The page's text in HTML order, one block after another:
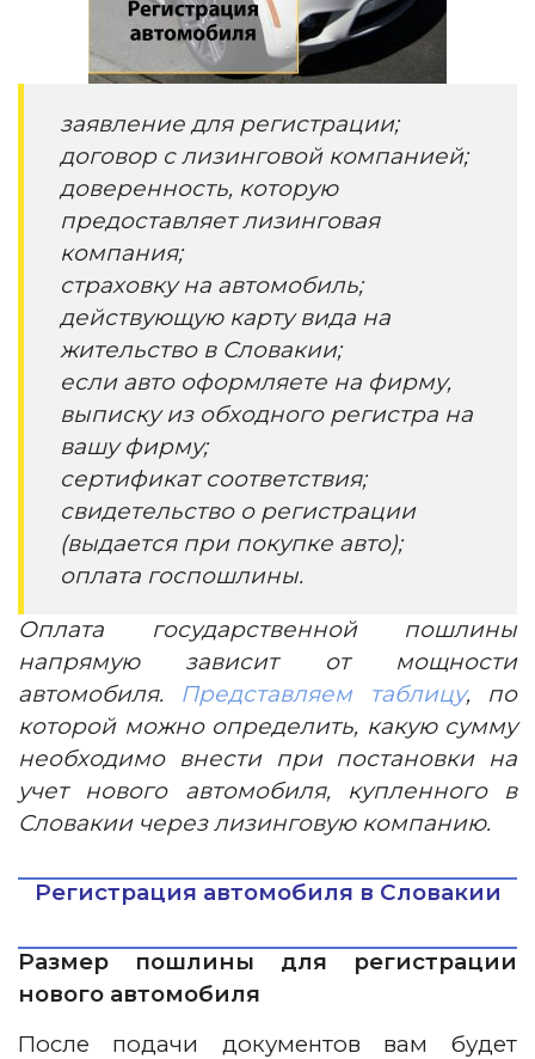
заявление для регистрации;
договор с лизинговой компанией;
доверенность, которую
предоставляет лизинговая
компания;
страховку на автомобиль;
действующую карту вида на
жительство в Словакии;
если авто оформляете на фирму,
выписку из обходного регистра на
вашу фирму;
сертификат соответствия;
свидетельство о регистрации
(выдается при покупке авто);
оплата госпошлины.
Оплата государственной пошлины
напрямую зависит от мощности
автомобиля. Представляем таблицу, по
которой можно определить, какую сумму
необходимо внести при постановки на
учет нового автомобиля, купленного в
Словакии через лизинговую компанию.
Регистрация автомобиля в Словакии
Размер пошлины для регистрации
нового автомобиля
После подачи документов вам будет